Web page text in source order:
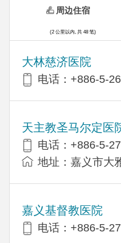
大林慈济医院
电话：+886-5-
天主教圣马尔定医
电话：+886-5-
地址：嘉义市大
嘉义基督教医院
电话：+886-5-
周边住宿
(2 公里以内, 共 48 笔)